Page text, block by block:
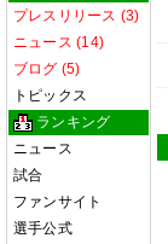
プレスリリース (3)
ニュース (14)
ブログ (5)
トピックス
ランキング
ニュース
試合
ファンサイト
選手公式